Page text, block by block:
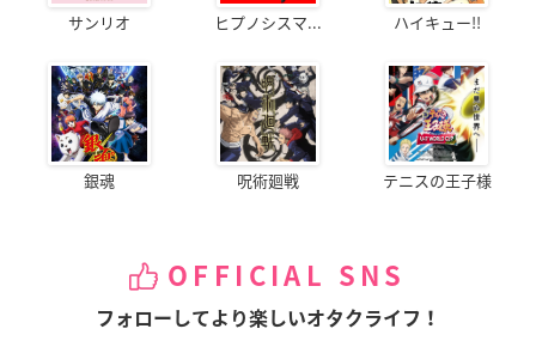
サンリオ ヒプノシスマ... ハイキュー!!
銀魂 呪術廻戦 テニスの王子様
OFFICIAL SNS
フォローしてより楽しいオタクライフ！